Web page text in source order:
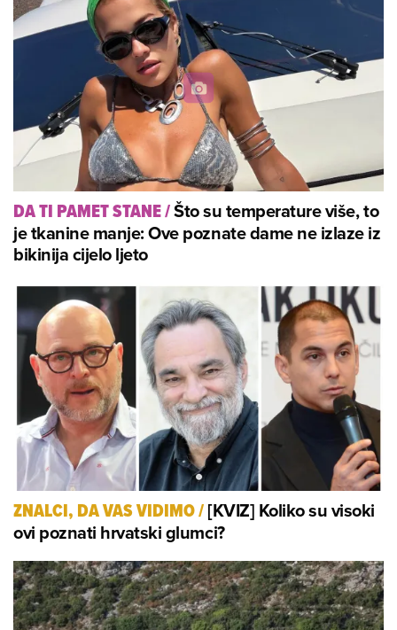
DA TI PAMET STANE/Što su temperature više, to
je tkanine manje: Ove poznate dame ne izlaze iz
bikinija cijelo ljeto
ZNALCI, DA VAS VIDIMO/[KVIZ] Koliko su visoki
ovi poznati hrvatski glumci?